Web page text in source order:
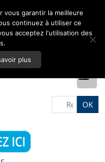
vous garantir la meilleure
continuez à utiliser ce
acceptez l'utilisation des
plus